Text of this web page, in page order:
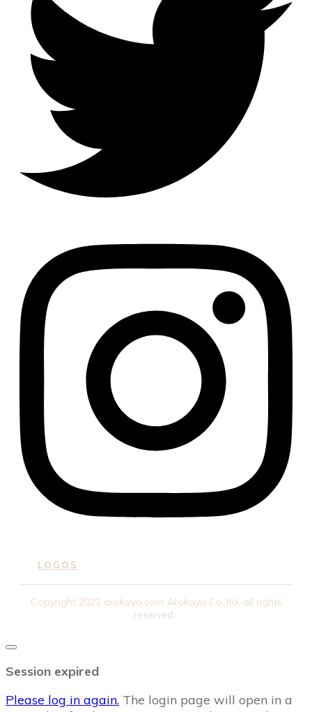
LOGOS
Copyright 2021 arokaya.com Arokaya Co.,ltd, all rights
reserved.
Close
Session expired
Please log in again. The login page will open in a